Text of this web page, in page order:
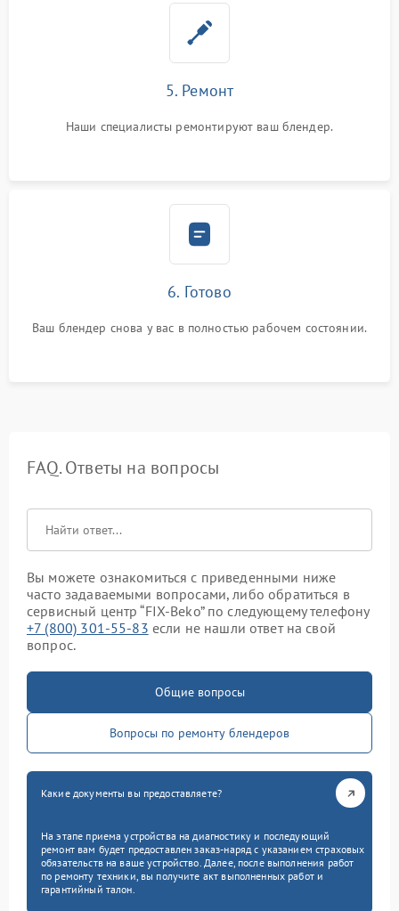
5. Ремонт
Наши специалисты ремонтируют ваш блендер.
6. Готово
Ваш блендер снова у вас в полностью рабочем состоянии.
FAQ. Ответы на вопросы
Вы можете ознакомиться с приведенными ниже
часто задаваемыми вопросами, либо обратиться в
сервисный центр “FIX-Beko” по следующему телефону
+7 (800) 301-55-83 если не нашли ответ на свой
вопрос.
Общие вопросы
Вопросы по ремонту блендеров
Какие документы вы предоставляете?
На этапе приема устройства на диагностику и последующий
ремонт вам будет предоставлен заказ-наряд с указанием страховых
обязательств на ваше устройство. Далее, после выполнения работ
по ремонту техники, вы получите акт выполненных работ и
гарантийный талон.